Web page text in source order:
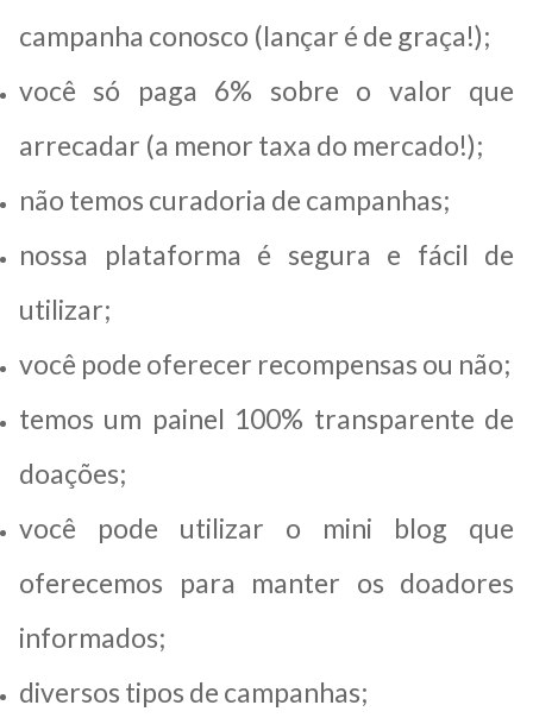
campanha conosco (lançar é de graça!);
você só paga 6% sobre o valor que
arrecadar (a menor taxa do mercado!);
não temos curadoria de campanhas;
nossa plataforma é segura e fácil de
utilizar;
você pode oferecer recompensas ou não;
temos um painel 100% transparente de
doações;
você pode utilizar o mini blog que
oferecemos para manter os doadores
informados;
diversos tipos de campanhas;